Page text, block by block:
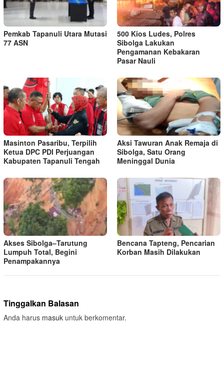
Pemkab Tapanuli Utara Mutasi
77 ASN
500 Kios Ludes, Polres
Sibolga Lakukan
Pengamanan Kebakaran
Pasar Nauli
Masinton Pasaribu, Terpilih
Ketua DPC PDI Perjuangan
Kabupaten Tapanuli Tengah
Aksi Tawuran Anak Remaja di
Sibolga, Satu Orang
Meninggal Dunia
Akses Sibolga–Tarutung
Lumpuh Total, Begini
Penampakannya
Bencana Tapteng, Pencarian
Korban Masih Dilakukan
Tinggalkan Balasan
Anda harus masuk untuk berkomentar.